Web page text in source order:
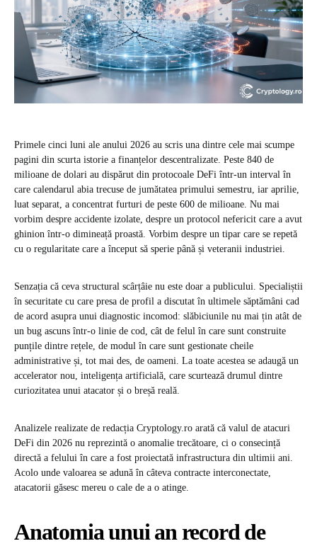
Primele cinci luni ale anului 2026 au scris una dintre cele mai scumpe
pagini din scurta istorie a finanțelor descentralizate. Peste 840 de
milioane de dolari au dispărut din protocoale DeFi într-un interval în
care calendarul abia trecuse de jumătatea primului semestru, iar aprilie,
luat separat, a concentrat furturi de peste 600 de milioane. Nu mai
vorbim despre accidente izolate, despre un protocol nefericit care a avut
ghinion într-o dimineață proastă. Vorbim despre un tipar care se repetă
cu o regularitate care a început să sperie până și veteranii industriei.
Senzația că ceva structural scârțâie nu este doar a publicului. Specialiștii
în securitate cu care presa de profil a discutat în ultimele săptămâni cad
de acord asupra unui diagnostic incomod: slăbiciunile nu mai țin atât de
un bug ascuns într-o linie de cod, cât de felul în care sunt construite
punțile dintre rețele, de modul în care sunt gestionate cheile
administrative și, tot mai des, de oameni. La toate acestea se adaugă un
accelerator nou, inteligența artificială, care scurtează drumul dintre
curiozitatea unui atacator și o breșă reală.
Analizele realizate de redacția Cryptology.ro arată că valul de atacuri
DeFi din 2026 nu reprezintă o anomalie trecătoare, ci o consecință
directă a felului în care a fost proiectată infrastructura din ultimii ani.
Acolo unde valoarea se adună în câteva contracte interconectate,
atacatorii găsesc mereu o cale de a o atinge.
Anatomia unui an record de